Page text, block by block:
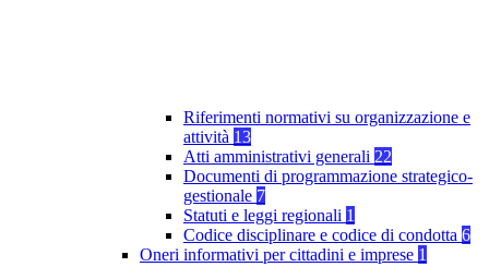
Riferimenti normativi su organizzazione e
attività 13
Atti amministrativi generali 22
Documenti di programmazione strategico-
gestionale 7
Statuti e leggi regionali 1
Codice disciplinare e codice di condotta 6
Oneri informativi per cittadini e imprese 1